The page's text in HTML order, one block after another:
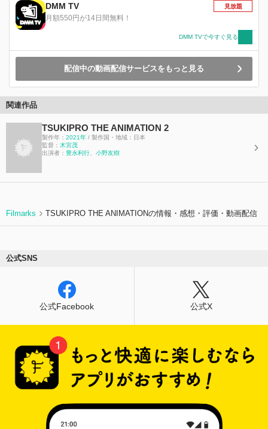
DMM TV
月額550円が14日間無料！
見放題
DMM TVで今すぐ見る
配信中の動画配信サービスをもっと見る
関連作品
TSUKIPRO THE ANIMATION 2
製作年： 2021年 / 製作国・地域：日本
監督： 木宮茂
出演者： 豊永利行 小野友樹
Filmarks TSUKIPRO THE ANIMATIONの情報・感想・評価・動画配信
公式SNS
公式Facebook 公式X